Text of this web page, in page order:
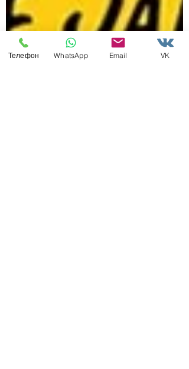
Телефон WhatsApp Email VK